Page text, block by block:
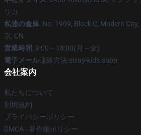
リカ
私達の倉庫: No. 1909, Block C, Modern
京, CN
営業時間: 9:00～18:00(月～金)
電子メール連絡方法:stray-kids.shop
会社案内
私たちについて
利用規約
プライバシーポリシー
DMCA - 著作権ポリシー